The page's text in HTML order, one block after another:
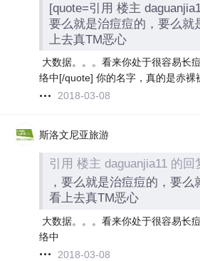
[quote=引用 楼主
要么就是治痘痘的，要么就
上去真TM恶心
大数据。。。看来你处于很容易长
络中[/quote] 你的名字，真的是赤裸
2018-03-08
斯洛文尼亚旅游
引用 楼主 daguanjia11 的回
，要么就是治痘痘的，要么
看上去真TM恶心
大数据。。。看来你处于很容易长
络中
2018-03-08